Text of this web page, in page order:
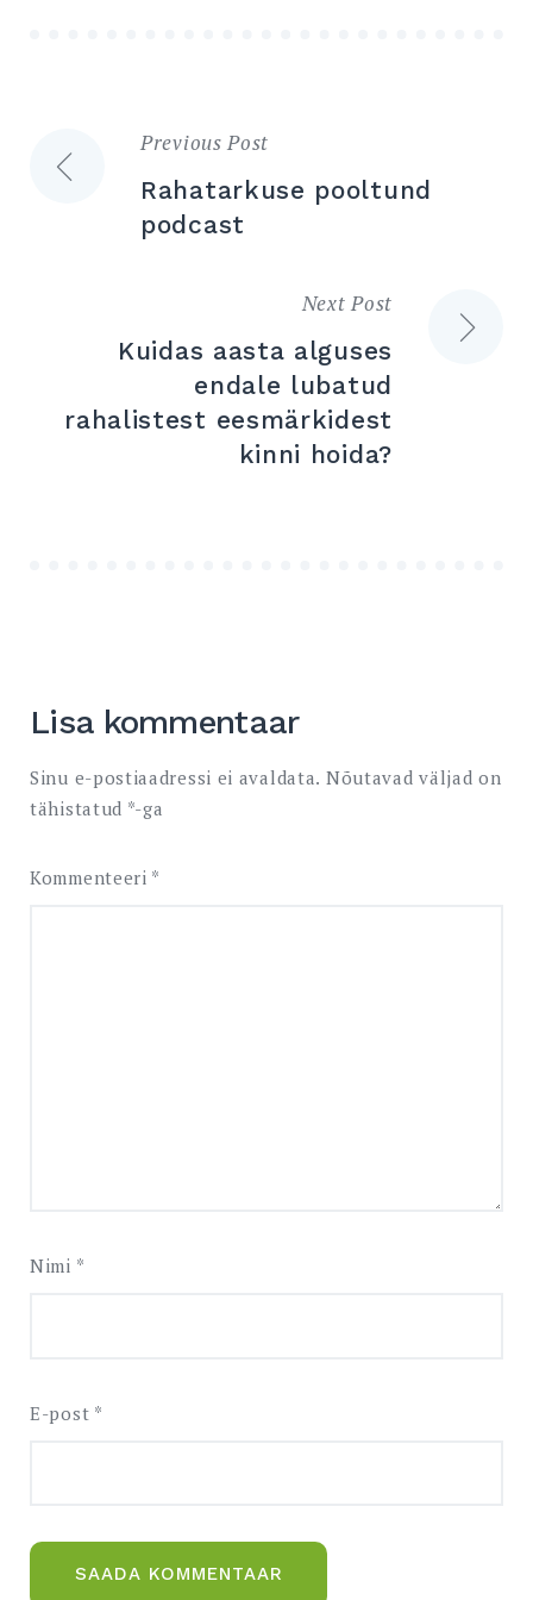
Navigeerimine
Previous Post
Rahatarkuse pooltund
podcast
Next Post
Kuidas aasta alguses
endale lubatud
rahalistest eesmärkidest
kinni hoida?
Lisa kommentaar
Sinu e-postiaadressi ei avaldata. Nõutavad väljad on
tähistatud *-ga
Kommenteeri *
Nimi *
E-post *